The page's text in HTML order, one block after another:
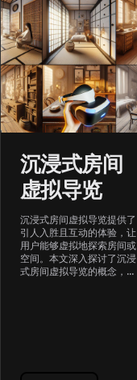
沉浸式房间
虚拟导览
沉浸式房间虚拟导览提供了
引人入胜且互动的体验，让
用户能够虚拟地探索房间或
空间。本文深入探讨了沉浸
式房间虚拟导览的概念，...